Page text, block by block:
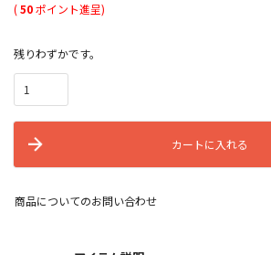
(50ポイント進呈)
残りわずかです。
カートに入れる
商品についてのお問い合わせ